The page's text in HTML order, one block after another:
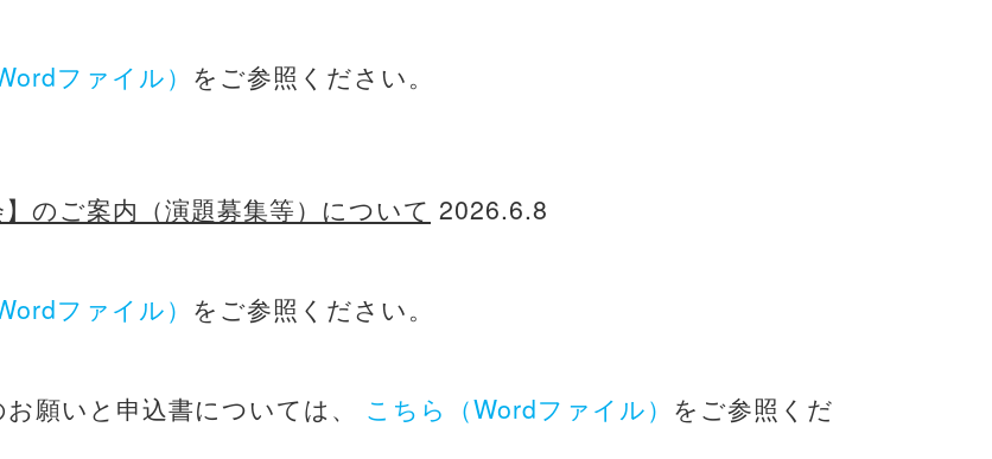
ファイル） をご参照ください。
のご案内（演題募集等）について 2026.6.8
ファイル） をご参照ください。
願いと申込書については、 こちら（Wordファイル） をご参照くだ